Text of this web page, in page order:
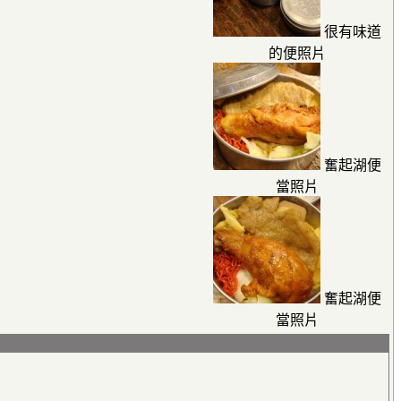
很有味道
的便照片
奮起湖便
當照片
奮起湖便
當照片